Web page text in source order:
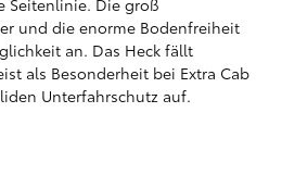
Seitenlinie. Die groß
und die enorme Bodenfreiheit
an. Das Heck fällt
als Besonderheit bei Extra Cab
Unterfahrschutz auf.